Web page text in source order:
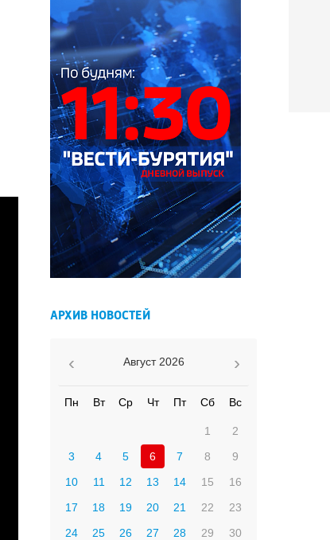
АРХИВ НОВОСТЕЙ
Август 2026
Пн Вт Ср Чт Пт Сб Вс
1 2
3 4 5 6 7 8 9
10 11 12 13 14 15 16
17 18 19 20 21 22 23
24 25 26 27 28 29 30